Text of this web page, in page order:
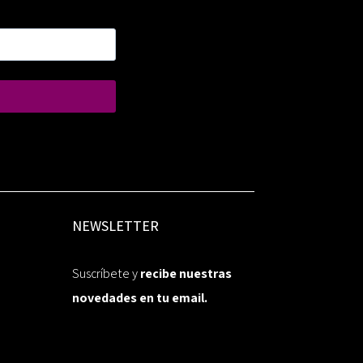
NEWSLETTER
Suscríbete yrecibe nuestras
novedades en tu email.